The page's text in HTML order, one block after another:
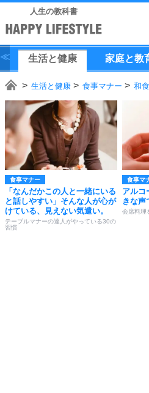
人生の教科書
生活と健康 家庭と教
生活と健康 食事マナー 和
食事マナー
「なんだかこの人と一緒にいる
と話しやすい」そんな人が心が
けている、見えない気遣い。
テーブルマナーの達人がやっている30の
習慣
食事マ
アルコ
きな声
会席料理